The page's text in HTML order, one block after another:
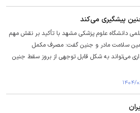
پیشگیری می‌کند
دانشگاه علوم پزشکی مشهد با تأکید بر نقش مهم
سلامت مادر و جنین گفت: مصرف مکمل
می‌تواند به شکل قابل توجهی از بروز سقط جنین